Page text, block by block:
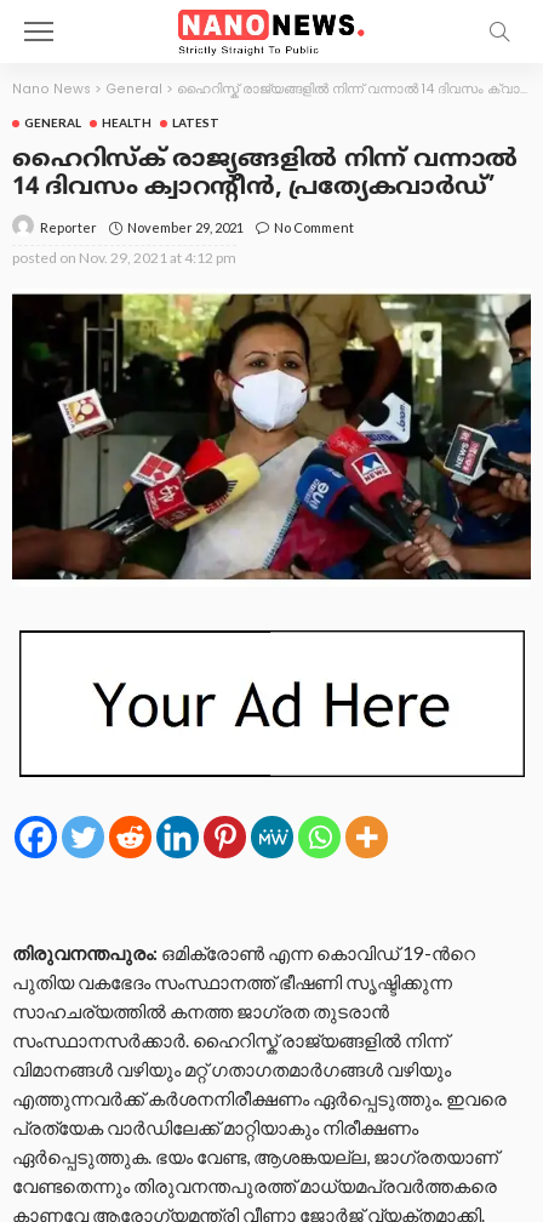
Nano News > General > ഹൈറിസ്ക് രാജ്യങ്ങളിൽ നിന്ന് വന്നാൽ 14 ദിവസം ക്വാറന്‍റീൻ, പ്രത്യേകവാർഡ്’
GENERAL HEALTH LATEST
ഹൈറിസ്ക് രാജ്യങ്ങളിൽ നിന്ന് വന്നാൽ
14 ദിവസം ക്വാറന്‍റീൻ, പ്രത്യേകവാർഡ്’
Reporter November 29, 2021 No Comment
posted on Nov. 29, 2021 at 4:12 pm
തിരുവനന്തപുരം: ഒമിക്രോൺ എന്ന കൊവിഡ് 19-ന്‍റെ
പുതിയ വകഭേദം സംസ്ഥാനത്ത് ഭീഷണി സൃഷ്ടിക്കുന്ന
സാഹചര്യത്തിൽ കനത്ത ജാഗ്രത തുടരാൻ
സംസ്ഥാനസർക്കാർ. ഹൈറിസ്ക് രാജ്യങ്ങളിൽ നിന്ന്
വിമാനങ്ങൾ വഴിയും മറ്റ് ഗതാഗതമാർഗങ്ങൾ വഴിയും
എത്തുന്നവർക്ക് കർശനനിരീക്ഷണം ഏർപ്പെടുത്തും. ഇവരെ
പ്രത്യേക വാർഡിലേക്ക് മാറ്റിയാകും നിരീക്ഷണം
ഏർപ്പെടുത്തുക. ഭയം വേണ്ട, ആശങ്കയല്ല, ജാഗ്രതയാണ്
വേണ്ടതെന്നും തിരുവനന്തപുരത്ത് മാധ്യമപ്രവർത്തകരെ
കാണവേ ആരോഗ്യമന്ത്രി വീണാ ജോർജ് വ്യക്തമാക്കി.